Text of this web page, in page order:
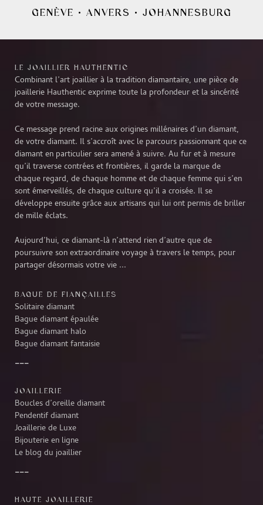
GENÈVE • ANVERS • JOHANNESBURG
LE JOAILLIER HAUTHENTIC
Combinant l’art joaillier à la tradition diamantaire, une pièce de
joaillerie Hauthentic exprime toute la profondeur et la sincérité
de votre message.
Ce message prend racine aux origines millénaires d’un diamant,
de votre diamant. Il s’accroît avec le parcours passionnant que ce
diamant en particulier sera amené à suivre. Au fur et à mesure
qu’il traverse contrées et frontières, il garde la marque de
chaque regard, de chaque homme et de chaque femme qui s’en
sont émerveillés, de chaque culture qu’il a croisée. Il se
développe ensuite grâce aux artisans qui lui ont permis de briller
de mille éclats.
Aujourd’hui, ce diamant-là n’attend rien d’autre que de
poursuivre son extraordinaire voyage à travers le temps, pour
partager désormais votre vie ...
BAGUE DE FIANÇAILLES
Solitaire diamant
Bague diamant épaulée
Bague diamant halo
Bague diamant fantaisie
JOAILLERIE
Boucles d’oreille diamant
Pendentif diamant
Joaillerie de Luxe
Bijouterie en ligne
Le blog du joaillier
HAUTE JOAILLERIE